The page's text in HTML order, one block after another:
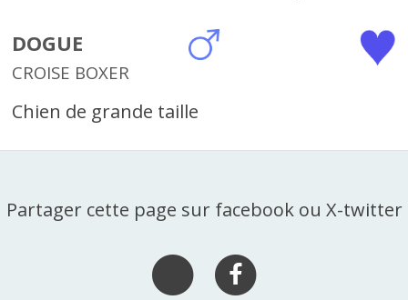
DOGUE
CROISE BOXER
Chien de grande taille
Partager cette page sur facebook ou X-twitter